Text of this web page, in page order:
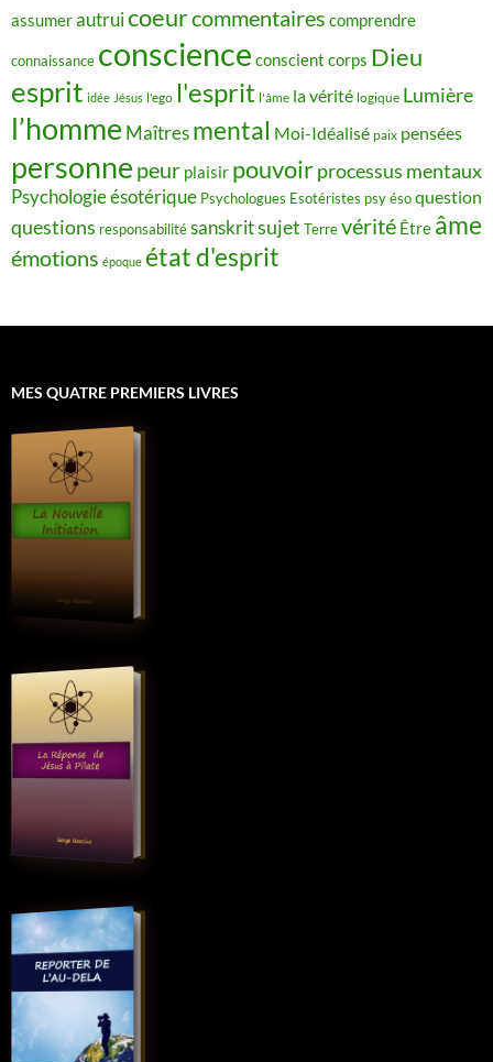
assumerautruicoeurcommentaires comprendre
connaissance conscience conscient corps Dieu
esprit idée Jésus l'ego l'esprit l'âme la vérité logique Lumière
l’homme Maîtres mental Moi-Idéalisé paix pensées
personne peur plaisir pouvoirprocessus mentaux
Psychologie ésotérique Psychologues Esotéristes psy ésoquestion
questions responsabilitésanskritsujet Terrevérité Être âme
émotions époque état d'esprit
MES QUATRE PREMIERS LIVRES